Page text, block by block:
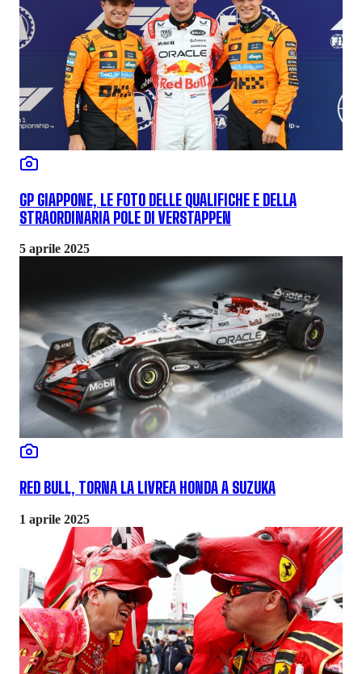
GP GIAPPONE, LE FOTO DELLE QUALIFICHE E DELLA
STRAORDINARIA POLE DI VERSTAPPEN
5 aprile 2025
RED BULL, TORNA LA LIVREA HONDA A SUZUKA
1 aprile 2025